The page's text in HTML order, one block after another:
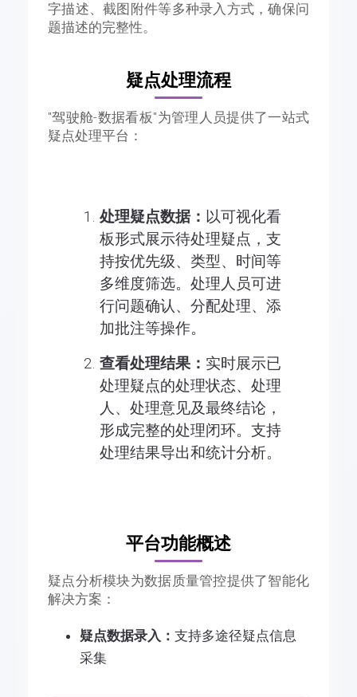
字描述、截图附件等多种录入方式，确保问
题描述的完整性。
疑点处理流程
"驾驶舱-数据看板"为管理人员提供了一站式
疑点处理平台：
处理疑点数据： 以可视化看
板形式展示待处理疑点，支
持按优先级、类型、时间等
多维度筛选。处理人员可进
行问题确认、分配处理、添
加批注等操作。
查看处理结果： 实时展示已
处理疑点的处理状态、处理
人、处理意见及最终结论，
形成完整的处理闭环。支持
处理结果导出和统计分析。
平台功能概述
疑点分析模块为数据质量管控提供了智能化
解决方案：
疑点数据录入： 支持多途径疑点信息
采集